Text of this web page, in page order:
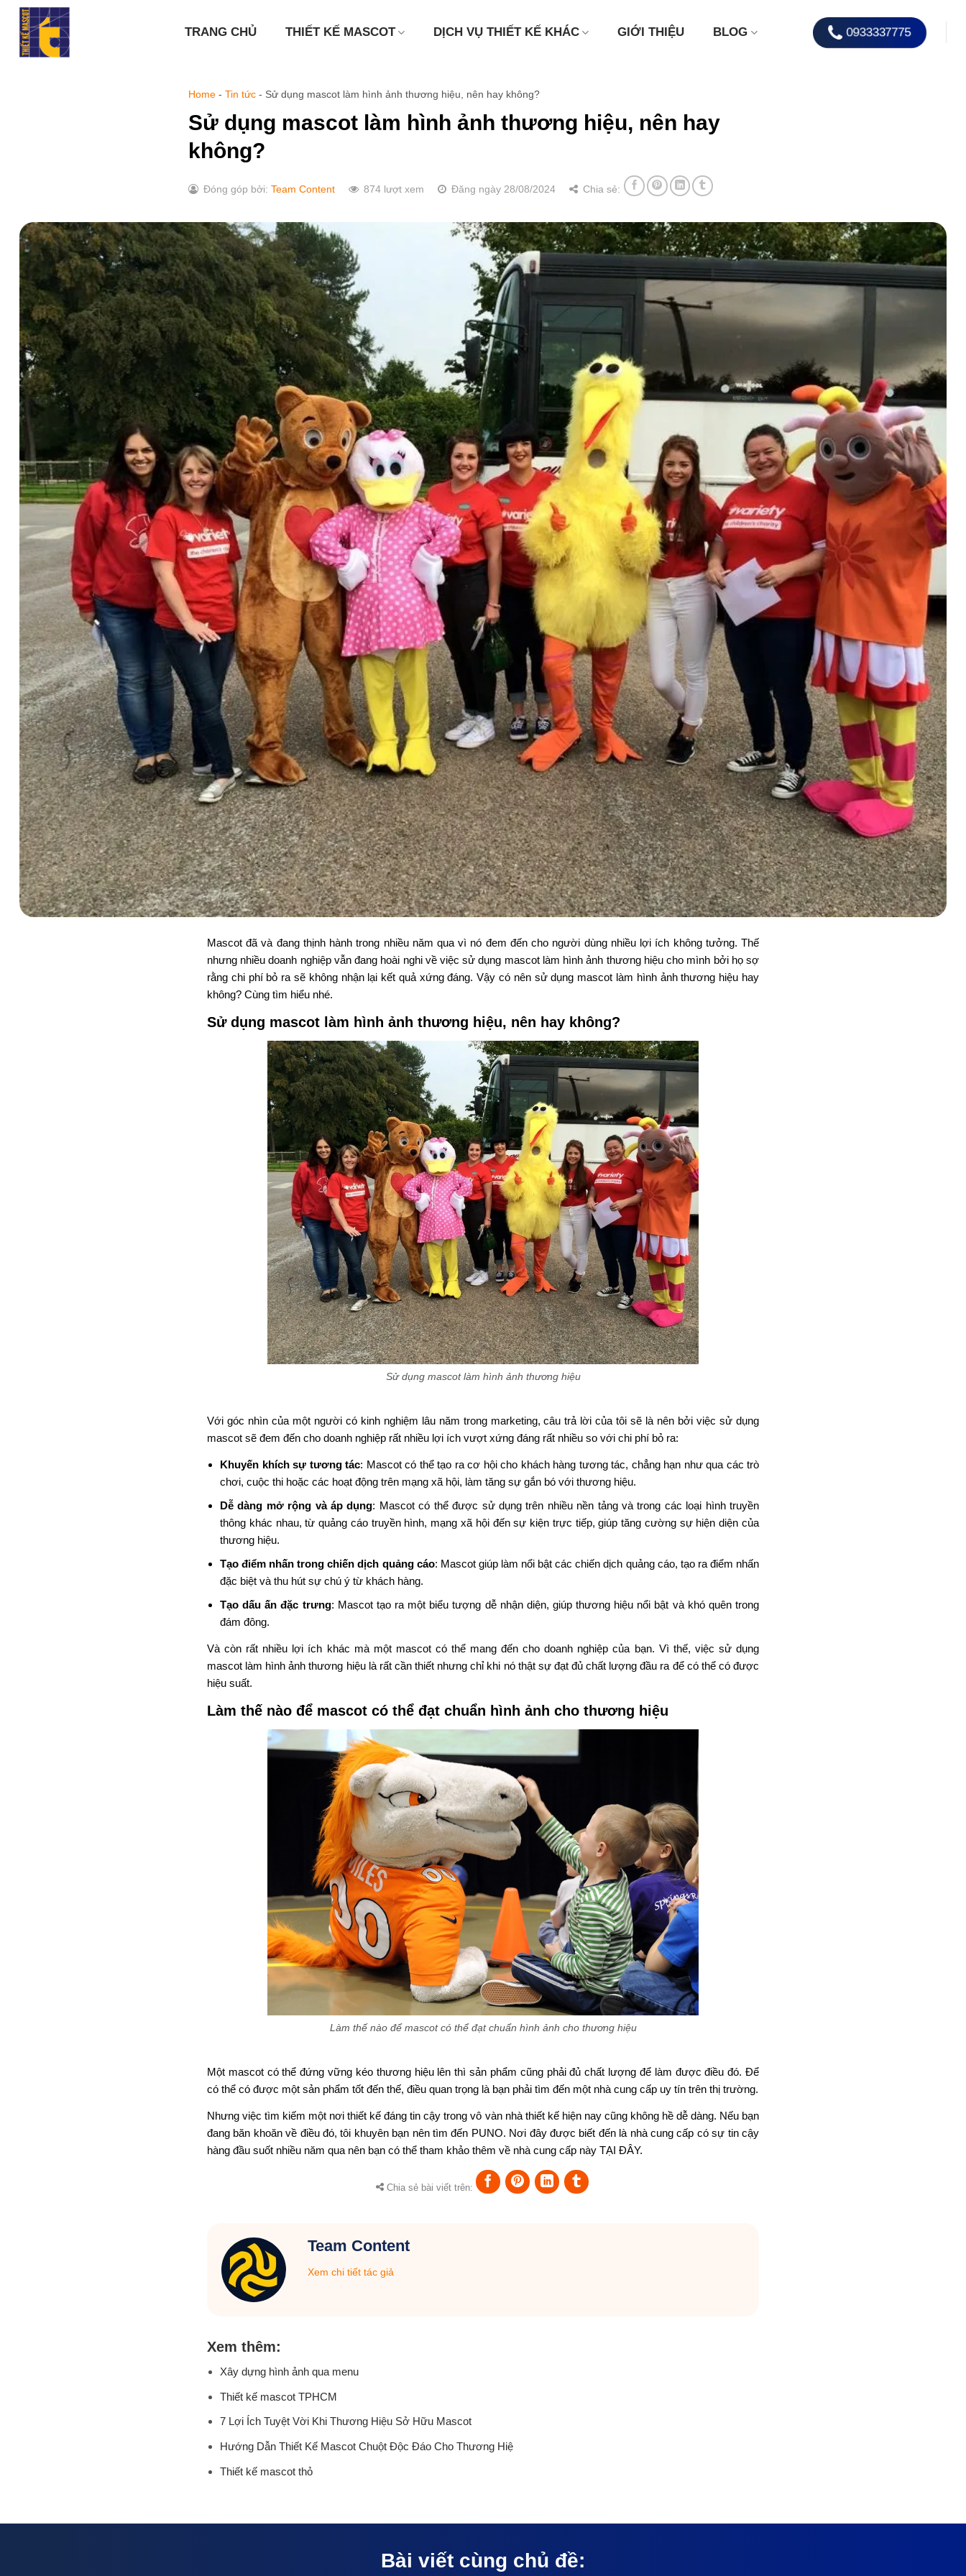
Chuyển
TRANG CHỦ THIẾT KẾ MASCOT DỊCH VỤ THIẾT KẾ KHÁC GIỚI THIỆU BLOG 0933337775
Home - Tin tức - Sử dụng mascot làm hình ảnh thương hiệu, nên hay không?
Sử dụng mascot làm hình ảnh thương hiệu, nên hay
không?
Đóng góp bởi: Team Content 874 lượt xem Đăng ngày 28/08/2024 Chia sẻ:
Mascot đã và đang thịnh hành trong nhiều năm qua vì nó đem đến cho người dùng nhiều lợi ích không tưởng. Thế
nhưng nhiều doanh nghiệp vẫn đang hoài nghi về việc sử dụng mascot làm hình ảnh thương hiệu cho mình bởi họ sợ
rằng chi phí bỏ ra sẽ không nhận lại kết quả xứng đáng. Vậy có nên sử dụng mascot làm hình ảnh thương hiệu hay
không? Cùng tìm hiểu nhé.
Sử dụng mascot làm hình ảnh thương hiệu, nên hay không?
Sử dụng mascot làm hình ảnh thương hiệu
Với góc nhìn của một người có kinh nghiệm lâu năm trong marketing, câu trả lời của tôi sẽ là nên bởi việc sử dụng
mascot sẽ đem đến cho doanh nghiệp rất nhiều lợi ích vượt xứng đáng rất nhiều so với chi phí bỏ ra:
Khuyến khích sự tương tác: Mascot có thể tạo ra cơ hội cho khách hàng tương tác, chẳng hạn như qua các trò
chơi, cuộc thi hoặc các hoạt động trên mạng xã hội, làm tăng sự gắn bó với thương hiệu.
Dễ dàng mở rộng và áp dụng: Mascot có thể được sử dụng trên nhiều nền tảng và trong các loại hình truyền
thông khác nhau, từ quảng cáo truyền hình, mạng xã hội đến sự kiện trực tiếp, giúp tăng cường sự hiện diện của
thương hiệu.
Tạo điểm nhấn trong chiến dịch quảng cáo: Mascot giúp làm nổi bật các chiến dịch quảng cáo, tạo ra điểm nhấn
đặc biệt và thu hút sự chú ý từ khách hàng.
Tạo dấu ấn đặc trưng: Mascot tạo ra một biểu tượng dễ nhận diện, giúp thương hiệu nổi bật và khó quên trong
đám đông.
Và còn rất nhiều lợi ích khác mà một mascot có thể mang đến cho doanh nghiệp của bạn. Vì thế, việc sử dụng
mascot làm hình ảnh thương hiệu là rất cần thiết nhưng chỉ khi nó thật sự đạt đủ chất lượng đầu ra để có thể có được
hiệu suất.
Làm thế nào để mascot có thể đạt chuẩn hình ảnh cho thương hiệu
Làm thế nào để mascot có thể đạt chuẩn hình ảnh cho thương hiệu
Một mascot có thể đứng vững kéo thương hiệu lên thì sản phẩm cũng phải đủ chất lượng để làm được điều đó. Để
có thể có được một sản phẩm tốt đến thế, điều quan trọng là bạn phải tìm đến một nhà cung cấp uy tín trên thị trường.
Nhưng việc tìm kiếm một nơi thiết kế đáng tin cậy trong vô vàn nhà thiết kế hiện nay cũng không hề dễ dàng. Nếu bạn
đang băn khoăn về điều đó, tôi khuyên bạn nên tìm đến PUNO. Nơi đây được biết đến là nhà cung cấp có sự tin cậy
hàng đầu suốt nhiều năm qua nên bạn có thể tham khảo thêm về nhà cung cấp này TẠI ĐÂY.
Chia sẻ bài viết trên:
Team Content
Xem chi tiết tác giả
Xem thêm:
Xây dựng hình ảnh qua menu
Thiết kế mascot TPHCM
7 Lợi Ích Tuyệt Vời Khi Thương Hiệu Sở Hữu Mascot
Hướng Dẫn Thiết Kế Mascot Chuột Độc Đáo Cho Thương Hiệ
Thiết kế mascot thỏ
Bài viết cùng chủ đề: